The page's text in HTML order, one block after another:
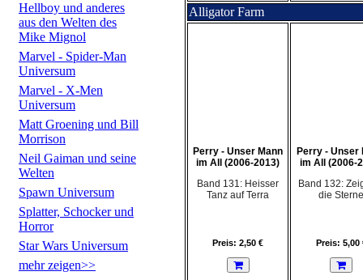
Hellboy und anderes
aus den Welten des
Mike Mignol
Marvel - Spider-Man
Universum
Marvel - X-Men
Universum
Matt Groening und Bill
Morrison
Neil Gaiman und seine
Welten
Spawn Universum
Splatter, Schocker und
Horror
Star Wars Universum
mehr zeigen>>
Alligator Farm
Perry - Unser Mann
im All (2006-2013)
Band 131: Heisser
Tanz auf Terra
Preis: 2,50 €
Perry - Unser
im All (2006-
Band 132:
die Sterne
Preis: 5,00